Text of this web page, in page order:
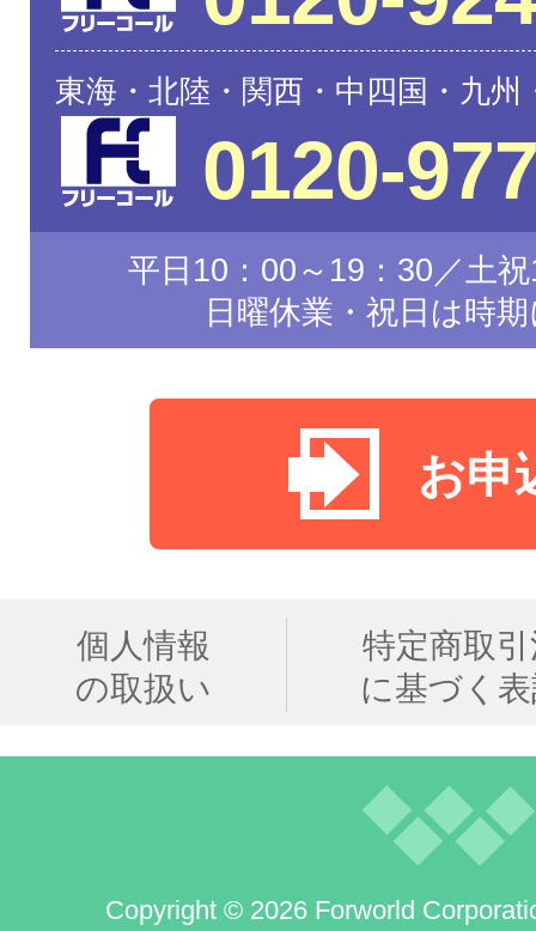
東海・北陸・関西・中四国・九
0120-
平日10：00～19：30／土
日曜休業・祝日は時
お申
個人情報
の取扱い
特定商取
に基づく
Copyright © 2026 Forworld